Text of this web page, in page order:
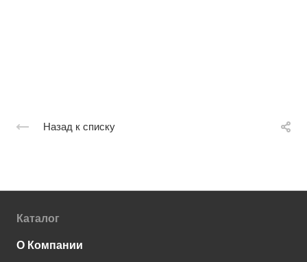
Назад к списку
Каталог
О Компании